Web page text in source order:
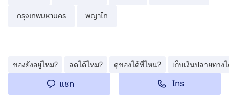
กรุงเทพมหานคร พญาไท
ของยังอยู่ไหม? ลดได้ไหม? ดูของได้ที่ไหน? เก็บเงินปลายทาง
แชท โทร